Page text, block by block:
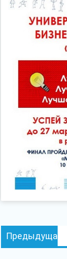
Навигация
по
Предыдущая